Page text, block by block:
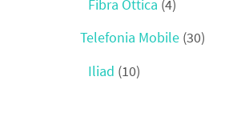
Fibra Ottica (4)
Telefonia Mobile (30)
Iliad (10)